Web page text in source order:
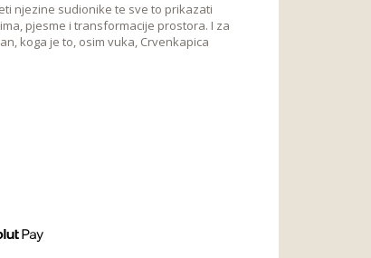
njezine sudionike te sve to prikazati
pjesme i transformacije prostora. I za
koga je to, osim vuka, Crvenkapica